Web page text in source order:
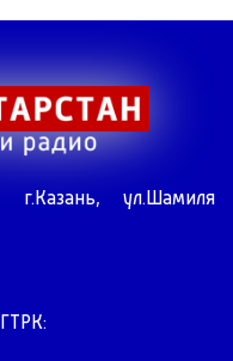
г.Казань, ул.Шамиля